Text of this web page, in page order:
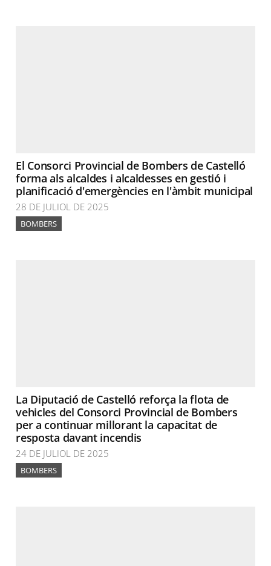
El Consorci Provincial de Bombers de Castelló
forma als alcaldes i alcaldesses en gestió i
planificació d'emergències en l'àmbit municipal
28 DE JULIOL DE 2025
BOMBERS
La Diputació de Castelló reforça la flota de
vehicles del Consorci Provincial de Bombers
per a continuar millorant la capacitat de
resposta davant incendis
24 DE JULIOL DE 2025
BOMBERS